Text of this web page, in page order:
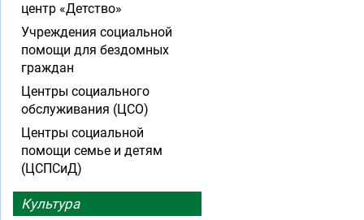
центр «Детство»
Учреждения социальной
помощи для бездомных
граждан
Центры социального
обслуживания (ЦСО)
Центры социальной
помощи семье и детям
(ЦСПСиД)
Культура